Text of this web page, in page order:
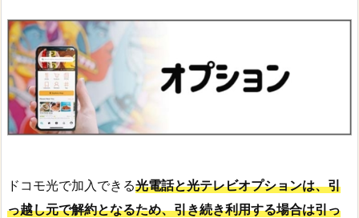
ドコモ光で加入できる光電話と光テレビオプションは、引
っ越し元で解約となるため、引き続き利用する場合は引っ